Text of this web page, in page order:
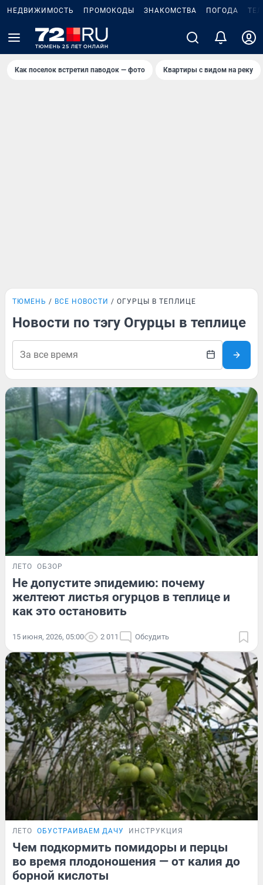
НЕДВИЖИМОСТЬ ПРОМОКОДЫ ЗНАКОМСТВА ПОГОДА
Как поселок встретил паводок — фото Квартиры с видом на реку
ТЮМЕНЬ ВСЕ НОВОСТИ ОГУРЦЫ В ТЕПЛИЦЕ
Новости по тэгу Огурцы в теплице
ЛЕТО ОБЗОР
Не допустите эпидемию: почему
желтеют листья огурцов в теплице и
как это остановить
15 июня, 2026, 05:00 2 011 Обсудить
ЛЕТО ОБУСТРАИВАЕМ ДАЧУ ИНСТРУКЦИЯ
Чем подкормить помидоры и перцы
во время плодоношения — от калия до
борной кислоты